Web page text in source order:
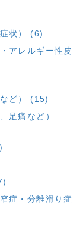
状） (6)
アレルギー性皮
ど） (15)
足痛など）
症・分離滑り症